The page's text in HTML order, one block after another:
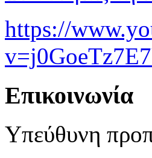
https://
Επικοινωνία
Υπεύθυνη